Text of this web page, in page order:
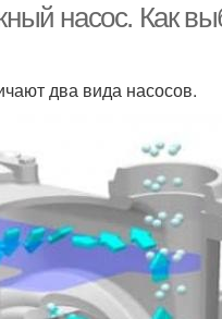
насос. Как
два вида насосов.